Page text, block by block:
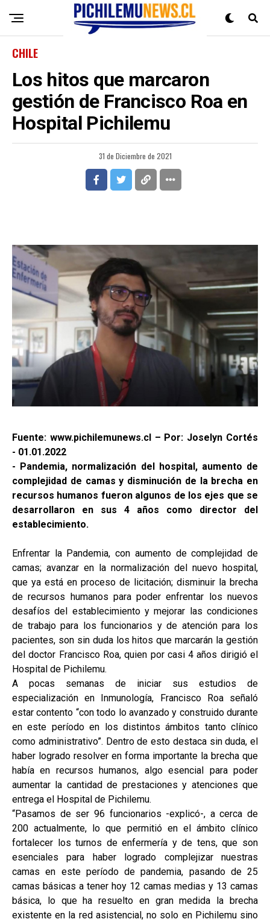
CHILE
Los hitos que marcaron
gestión de Francisco Roa en
Hospital Pichilemu
31 de Diciembre de 2021
Fuente: www.pichilemunews.cl – Por: Joselyn Cortés
- 01.01.2022
- Pandemia, normalización del hospital, aumento de
complejidad de camas y disminución de la brecha en
recursos humanos fueron algunos de los ejes que se
desarrollaron en sus 4 años como director del
establecimiento.
Enfrentar la Pandemia, con aumento de complejidad de
camas; avanzar en la normalización del nuevo hospital,
que ya está en proceso de licitación; disminuir la brecha
de recursos humanos para poder enfrentar los nuevos
desafíos del establecimiento y mejorar las condiciones
de trabajo para los funcionarios y de atención para los
pacientes, son sin duda los hitos que marcarán la gestión
del doctor Francisco Roa, quien por casi 4 años dirigió el
Hospital de Pichilemu.
A pocas semanas de iniciar sus estudios de
especialización en Inmunología, Francisco Roa señaló
estar contento “con todo lo avanzado y construido durante
en este período en los distintos ámbitos tanto clínico
como administrativo”. Dentro de esto destaca sin duda, el
haber logrado resolver en forma importante la brecha que
había en recursos humanos, algo esencial para poder
aumentar la cantidad de prestaciones y atenciones que
entrega el Hospital de Pichilemu.
“Pasamos de ser 96 funcionarios -explicó-, a cerca de
200 actualmente, lo que permitió en el ámbito clínico
fortalecer los turnos de enfermería y de tens, que son
esenciales para haber logrado complejizar nuestras
camas en este período de pandemia, pasando de 25
camas básicas a tener hoy 12 camas medias y 13 camas
básica, lo que ha resuelto en gran medida la brecha
existente en la red asistencial, no solo en Pichilemu sino